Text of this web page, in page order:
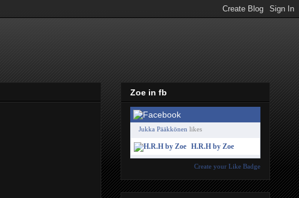
Zoe in fb
Jukka Pääkkönen likes
H.R.H by Zoe
Create your Like Badge